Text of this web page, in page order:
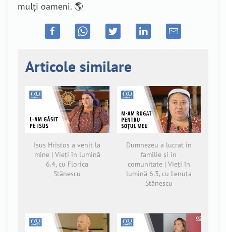
mulți oameni. 🌎
Articole similare
Isus Hristos a venit la
mine | Vieți în lumină
6.4, cu Florica
Stănescu
Dumnezeu a lucrat în
familie și în
comunitate | Vieți în
lumină 6.3, cu Lenuța
Stănescu